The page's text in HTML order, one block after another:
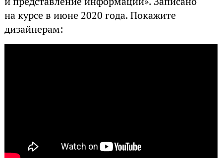
на курсе в июне 2020 года. Покажите
дизайнерам: